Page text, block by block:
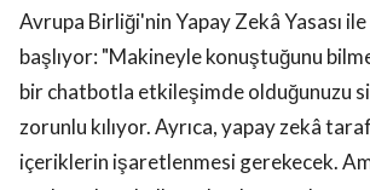
Avrupa Birliği'nin Yapay Zekâ Yasası
başlıyor: "Makineyle konuştuğunu
bir chatbotla etkileşimde olduğunuzu
zorunlu kılıyor. Ayrıca, yapay zekâ
içeriklerin işaretlenmesi gerekecek.